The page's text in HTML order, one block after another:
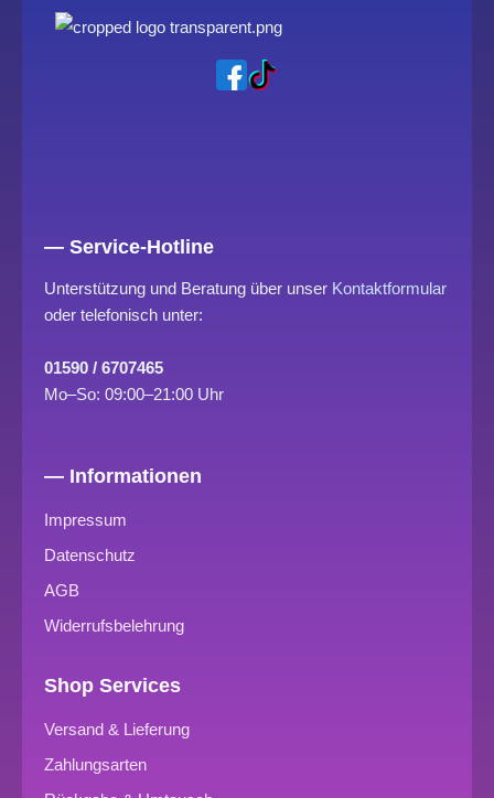
— Service-Hotline
Unterstützung und Beratung über unser Kontaktformular
oder telefonisch unter:
01590 / 6707465
Mo–So: 09:00–21:00 Uhr
— Informationen
Impressum
Datenschutz
AGB
Widerrufsbelehrung
Shop Services
Versand & Lieferung
Zahlungsarten